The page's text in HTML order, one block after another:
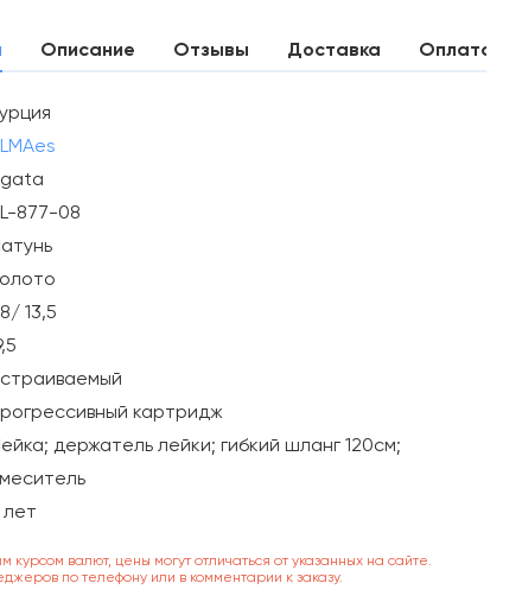
Описание Отзывы Доставка Оплата
877-08
13,5
картридж
держатель лейки; гибкий шланг 120см;
лет
курсом валют, цены могут отличаться от указанных на сайте.
по телефону или в комментарии к заказу.